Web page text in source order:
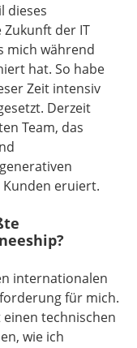
dieses
Zukunft der IT
mich während
hat. So habe
Zeit intensiv
Derzeit
Team, das
Kunden eruiert.
internationalen
für mich.
technischen
wie ich